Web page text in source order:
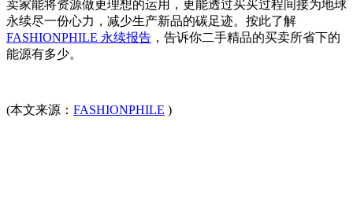
卖家能将资源做更理想的运用，更能透过买买过程间接为地球
永续尽一份心力，减少生产新品的碳足迹。按此了解
FASHIONPHILE 永续报告 ，告诉你二手精品的买卖所省下的
能源有多少。
(本文来源： FASHIONPHILE )